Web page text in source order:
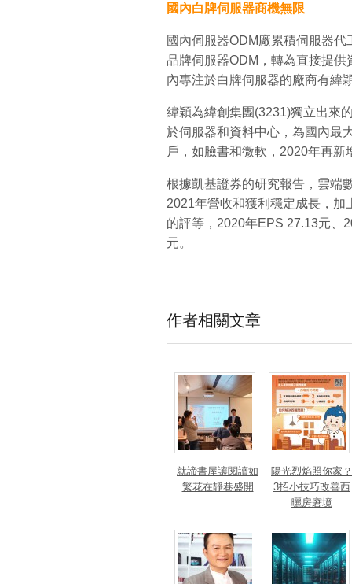
國內白牌伺服器商機無限
國內伺服器ODM廠累積伺服器
品牌伺服器ODM，轉為直接提
內專注於白牌伺服器的廠商有緯
緯穎為緯創集團(3231)獨立出來
於伺服器和資料中心，為國內最
戶，如臉書和微軟，2020年再新
根據凱基證券的研究報告，雲端
2021年營收和獲利穩定成長，
的評等，2020年EPS 27.13元、
元。
作者相關文章
就諦書屋讓閱讀如
繁花在靜巷盛開
陽光烈焰照你家？
3招小技巧改善西
曬房窘境